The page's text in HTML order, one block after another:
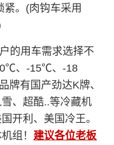
紧。(肉钩车采用
的用车需求选择不
、-15℃、-18
牌有国产劲达K牌、
、超酷..等冷藏机
开利、美国冷王。
组！ 建议各位老板